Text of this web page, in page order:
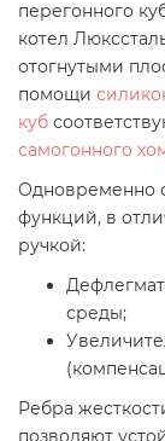
перегонного
котел
отогнутыми
помощи
куб
самогонного
Одновременно
функций, в
ручкой:
среды;
Ребра
позволяют